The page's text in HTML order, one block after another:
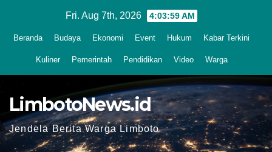
Fri. Aug 7th, 2026 4:04:00 AM
Beranda Budaya Ekonomi Event Hukum Kabar Terkini
Kuliner Pemerintah Pendidikan Video Warga
LimbotoNews.id
Jendela Berita Warga Limboto